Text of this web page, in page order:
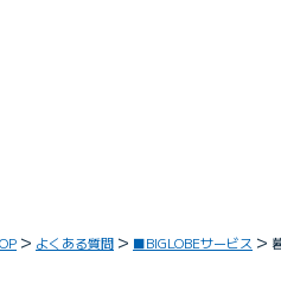
よくある質問 ■BIGLOBEサービス